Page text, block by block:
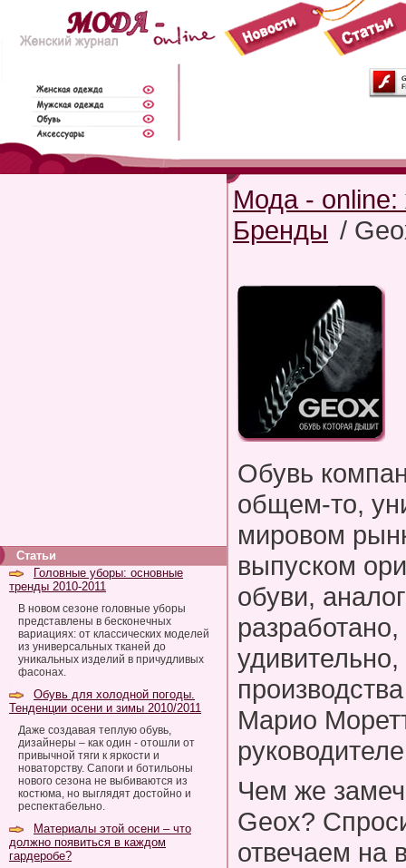
Статьи
Головные уборы: основные
тренды 2010-2011
В новом сезоне головные уборы
представлены в бесконечных
вариациях: от классических моделей
из универсальных тканей до
уникальных изделий в причудливых
фасонах.
Обувь для холодной погоды.
Тенденции осени и зимы 2010/2011
Даже создавая теплую обувь,
дизайнеры – как один - отошли от
привычной тяги к яркости и
новаторству. Сапоги и ботильоны
нового сезона не выбиваются из
костюма, но выглядят достойно и
респектабельно.
Материалы этой осени – что
должно появиться в каждом
гардеробе?
Мода - online:
Бренды /
Обувь
общем-то,
мировом
выпуском
обуви,
Марио
Чем же
Geox?
отвечаем на